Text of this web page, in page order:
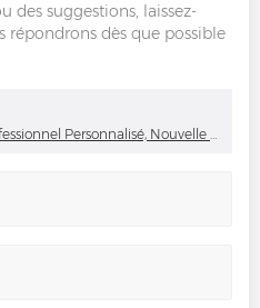
des suggestions, laissez-
répondrons dès que possible
Placard De Style Européen Professionnel Personnalisé, Nouvelle Conception, Armoire De Chambre À Coucher D'appartement Dans Le Mur